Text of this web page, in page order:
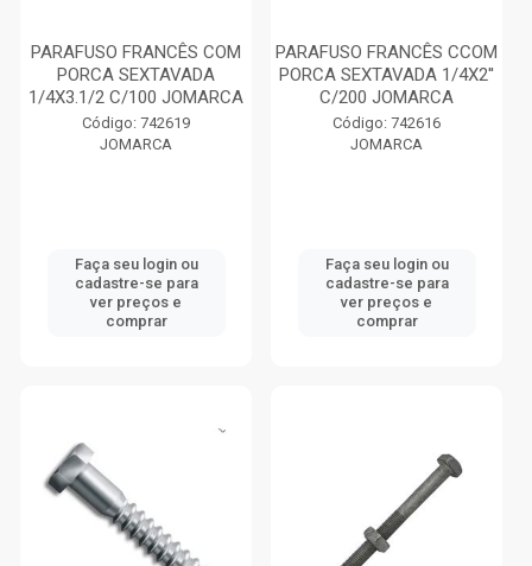
PARAFUSO FRANCÊS COM
PORCA SEXTAVADA
1/4X3.1/2 C/100 JOMARCA
Código: 742619
JOMARCA
Faça seu login ou
cadastre-se para
ver preços e
comprar
PARAFUSO FRANCÊS CCOM
PORCA SEXTAVADA 1/4X2''
C/200 JOMARCA
Código: 742616
JOMARCA
Faça seu login ou
cadastre-se para
ver preços e
comprar